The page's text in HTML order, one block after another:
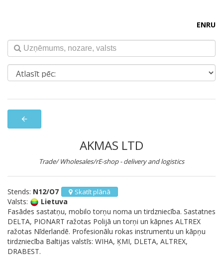
ENRU
arrow_back
AKMAS LTD
Trade/ Wholesales/rE-shop - delivery and logistics
Stends: N12/O7 Skatīt plānā
Valsts:
Lietuva
Fasādes sastatņu, mobilo torņu noma un tirdzniecība. Sastatnes
DELTA, PIONART ražotas Polijā un torņi un kāpnes ALTREX
ražotas Nīderlandē. Profesionālu rokas instrumentu un kāpņu
tirdzniecība Baltijas valstīs: WIHA, ĶMI, DLETA, ALTREX,
DRABEST.